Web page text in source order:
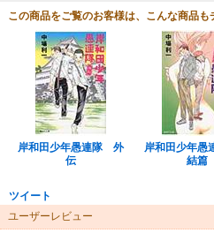
この商品をご覧のお客様は、こんな商品も
岸和田少年愚連隊 外
伝
岸和田少年
結篇
ツイート
ユーザーレビュー